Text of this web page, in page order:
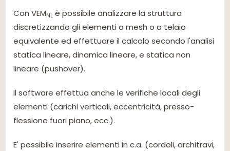
Con VEMNL è possibile analizzare la struttura
discretizzando gli elementi a mesh o a telaio
equivalente ed effettuare il calcolo secondo l'analisi
statica lineare, dinamica lineare, e statica non
lineare (pushover).
Il software effettua anche le verifiche locali degli
elementi (carichi verticali, eccentricità, presso-
flessione fuori piano, ecc.).
E' possibile inserire elementi in c.a. (cordoli, architravi,